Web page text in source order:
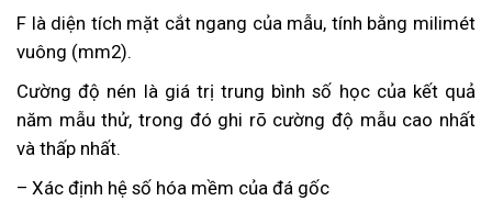
F là diện tích mặt cắt ngang của mẫu, tính bằng milimét
vuông (mm2).
Cường độ nén là giá trị trung bình số học của kết quả
năm mẫu thử, trong đó ghi rõ cường độ mẫu cao nhất
và thấp nhất.
– Xác định hệ số hóa mềm của đá gốc